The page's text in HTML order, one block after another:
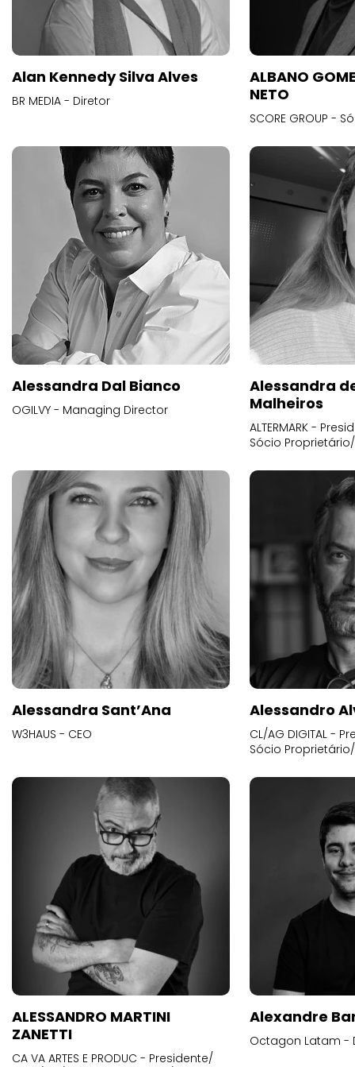
Alan Kennedy Silva Alves
BR MEDIA - Diretor
ALBANO
NETO
SCORE GROUP -
Alessandra Dal Bianco
OGILVY - Managing Director
Alessandra
Malheiros
ALTERMARK -
Sócio
Alessandra Sant’Ana
W3HAUS - CEO
Alessandro
CL/AG DIGITAL -
Sócio
ALESSANDRO MARTINI
ZANETTI
CA VA ARTES E PRODUC - Presidente/
Alexandre
Octagon Latam -